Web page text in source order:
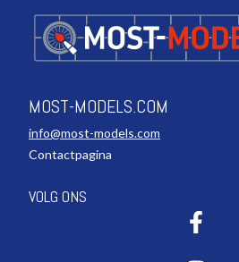
MOST-MODELS.COM
info@most-models.com
Contactpagina
VOLG ONS